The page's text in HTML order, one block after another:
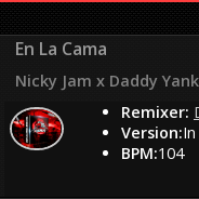
En La Cama
Nicky Jam x Daddy
Remixer:
Version:
BPM:104